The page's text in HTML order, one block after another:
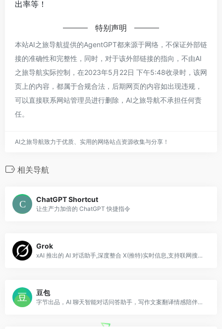
出率等！
特别声明
本站AI之旅导航提供的AgentGPT都来源于网络，不保证外部链
接的准确性和完整性，同时，对于该外部链接的指向，不由AI
之旅导航实际控制，在2023年5月22日 下午5:48收录时，该网
页上的内容，都属于合规合法，后期网页的内容如出现违规，
可以直接联系网站管理员进行删除，AI之旅导航不承担任何责
任。
AI之旅导航致力于优质、实用的网络站点资源收集与分享！
相关导航
ChatGPT Shortcut
让生产力加倍的 ChatGPT 快捷指令
Grok
xAI 推出的 AI 对话助手,深度整合 X(推特)实时信息,支持联网搜索、图像生成与推理。
豆包
字节出品，AI 聊天智能对话问答助手，写作文案翻译情感陪伴编程全能工具。豆包为你答疑解惑，提供灵感，辅助创作，也可以和你畅聊任何你感兴趣的话题。